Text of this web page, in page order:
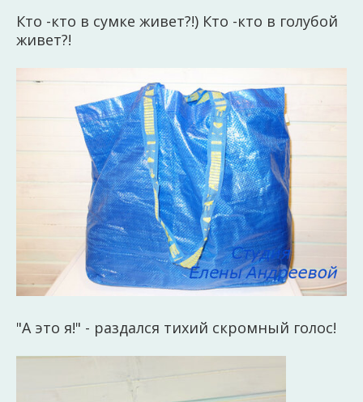
Кто -кто в сумке живет?!) Кто -кто в голубой
живет?!
"А это я!" - раздался тихий скромный голос!